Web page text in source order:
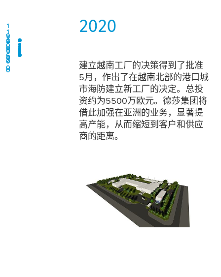
1
9
0
6
1
9
5
0
2
0
0
0
2
0
2
0
2020
建立越南工厂的决策得到了批准
5月，作出了在越南北部的港口城
市海防建立新工厂的决定。总投
资约为5500万欧元。德莎集团将
借此加强在亚洲的业务，显著提
高产能，从而缩短到客户和供应
商的距离。